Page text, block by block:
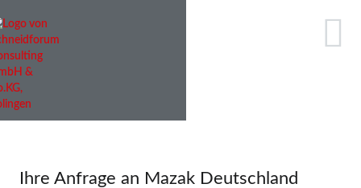
Ihre Anfrage an Mazak Deutschland